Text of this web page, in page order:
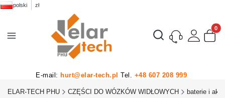
polski zł
Otwórz wyszukiwarkę
E-mail: hurt@elar-tech.pl Tel. +48 607 208 999
ELAR-TECH PHU CZĘŚCI DO WÓZKÓW WIDŁOWYCH baterie i